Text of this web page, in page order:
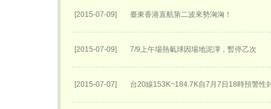
[2015-07-09] 臺東香港直航第二波來勢洶洶！
[2015-07-09] 7/9上午場熱氣球因場地泥濘，暫停乙次
[2015-07-07] 台20線153K~184.7K自7月7日18時預警性